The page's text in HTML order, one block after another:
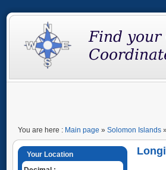
You are here : Main page » Solomon Islands
Your Location